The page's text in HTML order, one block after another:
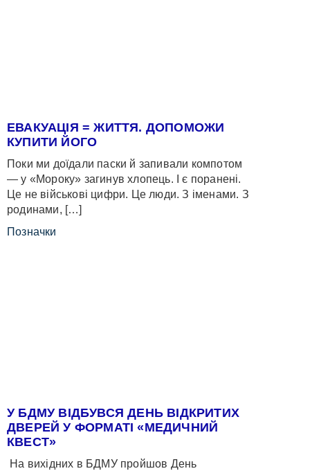
ЕВАКУАЦІЯ = ЖИТТЯ. ДОПОМОЖИ
КУПИТИ ЙОГО
Поки ми доїдали паски й запивали компотом
— у «Мороку» загинув хлопець. І є поранені.
Це не військові цифри. Це люди. З іменами. З
родинами, […]
Позначки
У БДМУ ВІДБУВСЯ ДЕНЬ ВІДКРИТИХ
ДВЕРЕЙ У ФОРМАТІ «МЕДИЧНИЙ
КВЕСТ»
На вихідних в БДМУ пройшов День